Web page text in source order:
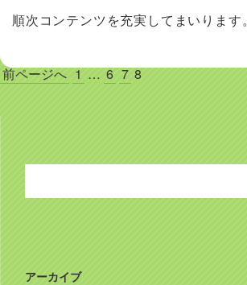
順次コンテンツを充実してまいります。
投
稿
の
ペ
ー
ジ
送
り
前ページへ 1 … 6 7 8
Search
for:
アーカイブ